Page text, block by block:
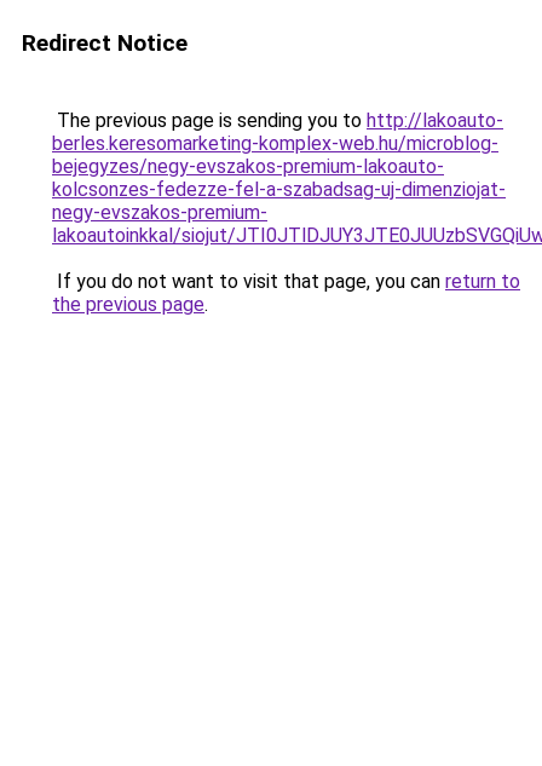
Redirect Notice
The previous page is sending you to http://lakoauto-
berles.keresomarketing-komplex-web.hu/microblog-
bejegyzes/negy-evszakos-premium-lakoauto-
kolcsonzes-fedezze-fel-a-szabadsag-uj-dimenziojat-
negy-evszakos-premium-
lakoautoinkkal/siojut/
If you do not want to visit that page, you can return to
the previous page.